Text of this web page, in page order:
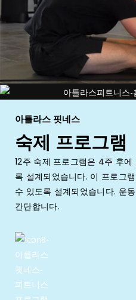
아틀라스 핏네스
숙제 프로그램
12주 숙제 프로그램은 4주 후
록 설계되었습니다. 이 프로그
수 있도록 설계되었습니다. 운
간단합니다.